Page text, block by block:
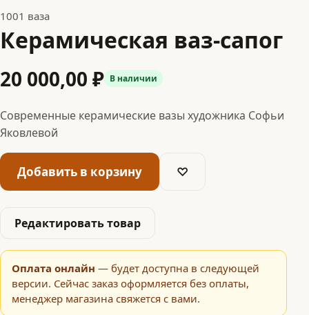
1001 ваза
Керамическая ваз-сапог
20 000,00 ₽ В наличии
Современные керамические вазы художника Софьи
Яковлевой
Добавить в корзину ♡
Редактировать товар
Оплата онлайн — будет доступна в следующей
версии. Сейчас заказ оформляется без оплаты,
менеджер магазина свяжется с вами.